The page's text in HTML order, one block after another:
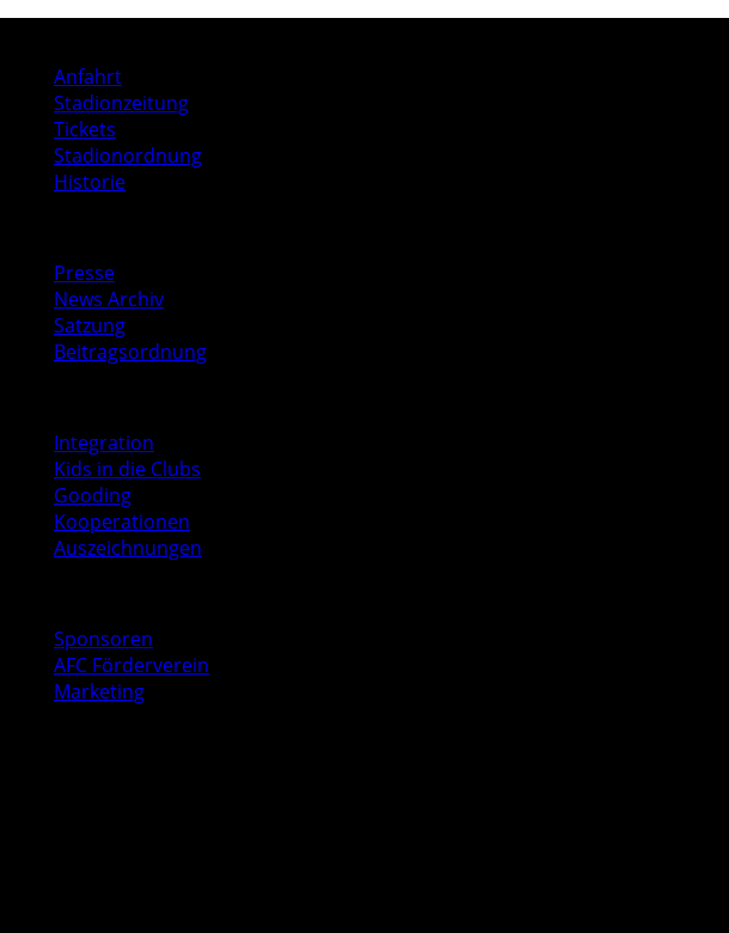
Anfahrt
Stadionzeitung
Tickets
Stadionordnung
Historie
Presse
News Archiv
Satzung
Beitragsordnung
Integration
Kids in die Clubs
Gooding
Kooperationen
Auszeichnungen
Sponsoren
AFC Förderverein
Marketing